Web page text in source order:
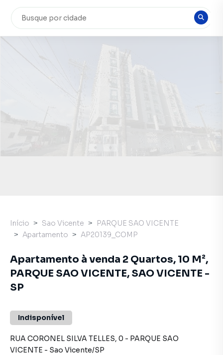
Início Sao Vicente
PARQUE SAO VICENTE
Apartamento
AP20139_COMP
Apartamento à venda 2 Quartos, 10 M²,
PARQUE SAO VICENTE, SAO VICENTE -
SP
Indisponível
RUA CORONEL SILVA TELLES, 0 - PARQUE SAO
VICENTE - Sao Vicente/SP